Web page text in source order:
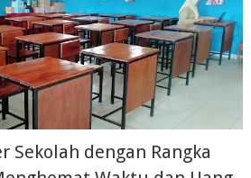
Sekolah dengan Rangka